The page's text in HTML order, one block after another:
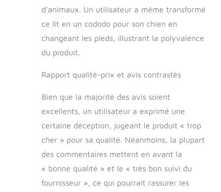
d’animaux. Un utilisateur a même transformé
ce lit en un cododo pour son chien en
changeant les pieds, illustrant la polyvalence
du produit.
Rapport qualité-prix et avis contrastés
Bien que la majorité des avis soient
excellents, un utilisateur a exprimé une
certaine déception, jugeant le produit « trop
cher » pour sa qualité. Néanmoins, la plupart
des commentaires mettent en avant la
« bonne qualité » et le « très bon suivi du
fournisseur », ce qui pourrait rassurer les